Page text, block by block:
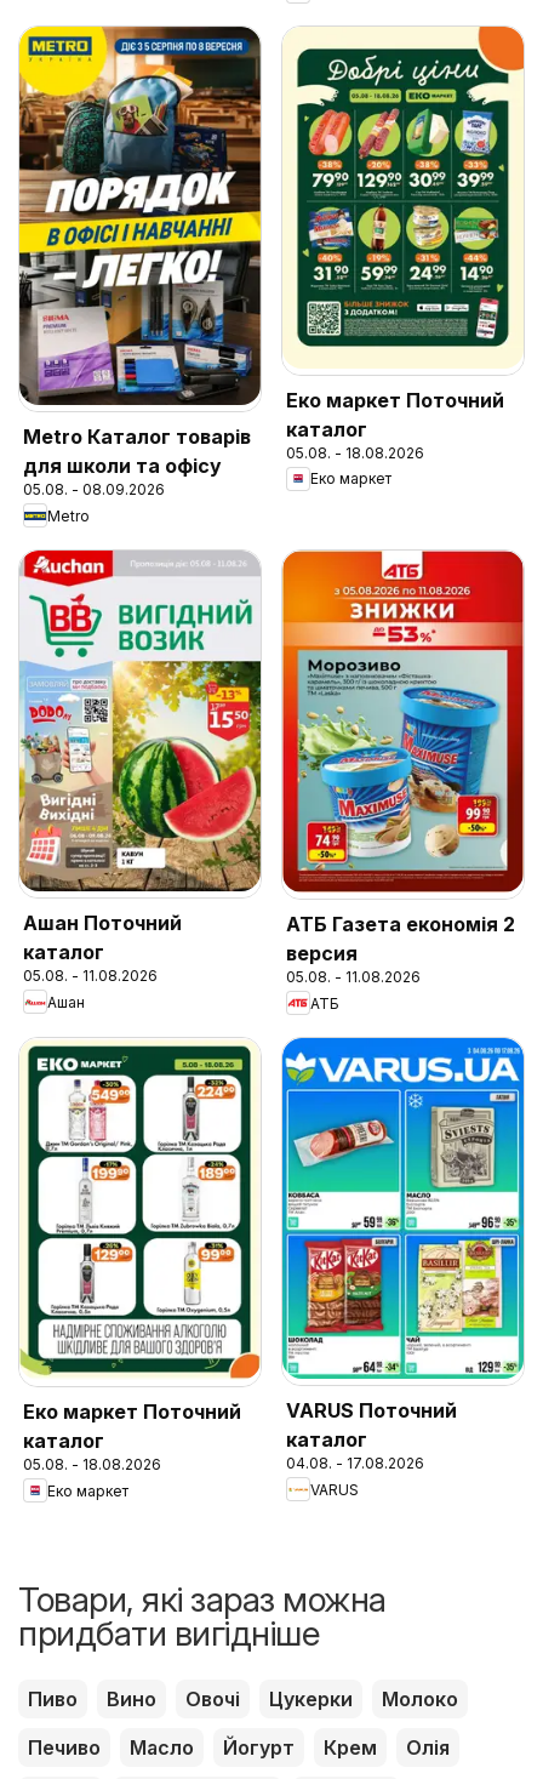
Metro Каталог товарів
для школи та офісу
05.08. - 08.09.2026
Metro
Еко маркет Поточний
каталог
05.08. - 18.08.2026
Еко маркет
Ашан Поточний
каталог
05.08. - 11.08.2026
Ашан
АТБ Газета економія 2
версия
05.08. - 11.08.2026
АТБ
Еко маркет Поточний
каталог
05.08. - 18.08.2026
Еко маркет
VARUS Поточний
каталог
04.08. - 17.08.2026
VARUS
Товари, які зараз можна
придбати вигідніше
Пиво Вино Овочі Цукерки
Молоко
Печиво
Масло Йогурт Крем
Олія